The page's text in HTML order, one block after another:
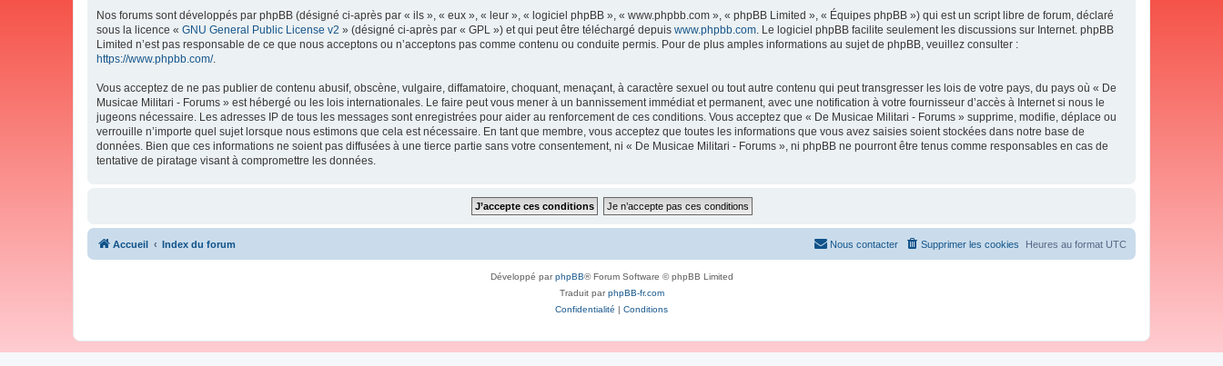
Nos forums sont développés par phpBB (désigné ci-après par « ils », « eux », « leur », « logiciel phpBB », « www.phpbb.com », « phpBB Limited », « Équipes phpBB ») qui est un script libre de forum, déclaré
sous la licence « GNU General Public License v2 » (désigné ci-après par « GPL ») et qui peut être téléchargé depuis www.phpbb.com . Le logiciel phpBB facilite seulement les discussions sur Internet. phpBB
Limited n’est pas responsable de ce que nous acceptons ou n’acceptons pas comme contenu ou conduite permis. Pour de plus amples informations au sujet de phpBB, veuillez consulter :
https://www.phpbb.com/.
Vous acceptez de ne pas publier de contenu abusif, obscène, vulgaire, diffamatoire, choquant, menaçant, à caractère sexuel ou tout autre contenu qui peut transgresser les lois de votre pays, du pays où « De
Musicae Militari - Forums » est hébergé ou les lois internationales. Le faire peut vous mener à un bannissement immédiat et permanent, avec une notification à votre fournisseur d’accès à Internet si nous le
jugeons nécessaire. Les adresses IP de tous les messages sont enregistrées pour aider au renforcement de ces conditions. Vous acceptez que « De Musicae Militari - Forums » supprime, modifie, déplace ou
verrouille n’importe quel sujet lorsque nous estimons que cela est nécessaire. En tant que membre, vous acceptez que toutes les informations que vous avez saisies soient stockées dans notre base de
données. Bien que ces informations ne soient pas diffusées à une tierce partie sans votre consentement, ni « De Musicae Militari - Forums », ni phpBB ne pourront être tenus comme responsables en cas de
tentative de piratage visant à compromettre les données.
Accueil Index du forum Heures au format UTC
Supprimer les cookies
Nous contacter
Développé parphpBB® Forum Software © phpBB Limited
Traduit parphpBB-fr.com
Confidentialité | Conditions